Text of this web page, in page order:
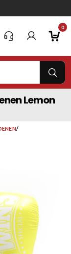
0
Lemon
/